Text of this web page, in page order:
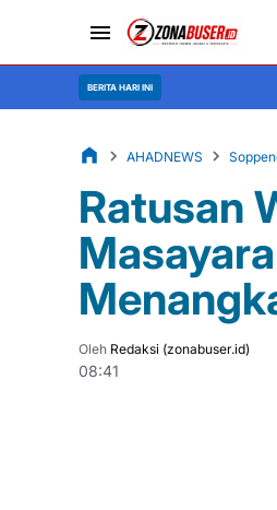
BERITA HARI INI
AHADNEWS
Ratusan
Oleh Redaksi (zonabuser.id)
08:41